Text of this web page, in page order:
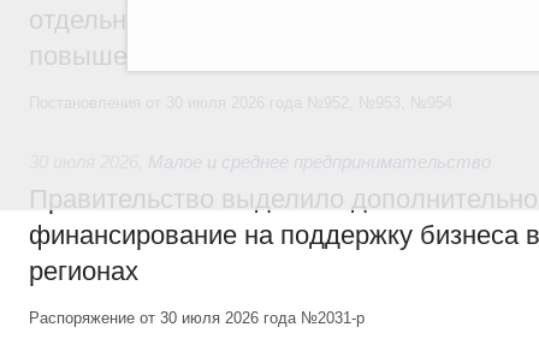
отдельных видов топлива и утвердило
повышения доступности нефтепродуктов
Малое и среднее предпринимательство
Правительство выделило
финансирование на поддержку бизнеса
регионах
Распоряжение от 30 июля 2026 года №2031-р